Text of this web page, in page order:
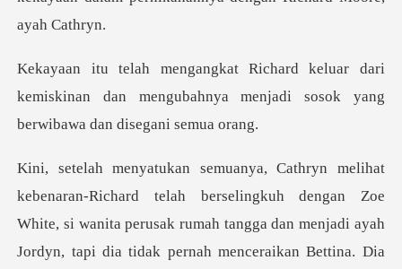
dari
kemiskinan dan mengubahnya menjadi sos
menjadi ayah
Jordyn, tapi dia tidak pernah menceraikan Bettina. Dia